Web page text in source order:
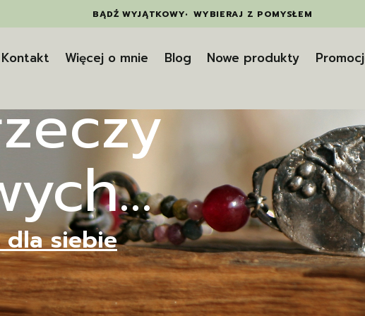
BĄDŹ WYJĄTKOWY• WYBIERAJ Z POMYSŁEM
Kontakt Więcej o mnie Blog Nowe produkty
się
siebie